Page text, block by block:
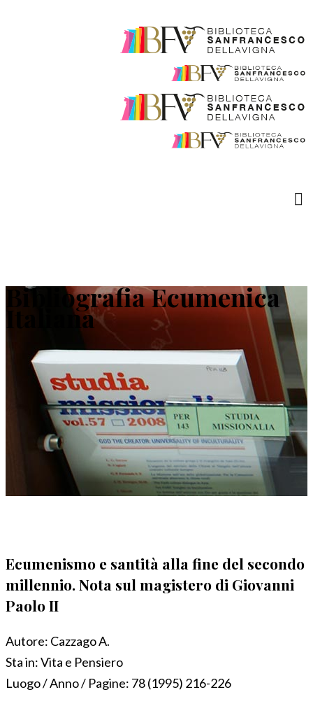
Bibliografia Ecumenica
Italiana
Ecumenismo e santità alla fine del secondo
millennio. Nota sul magistero di Giovanni
Paolo II
Autore: Cazzago A.
Sta in:Vita e Pensiero
Luogo / Anno / Pagine: 78 (1995) 216-226